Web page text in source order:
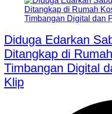
Diduga Edarkan
Ditangkap di
Timbangan Digital
Klip